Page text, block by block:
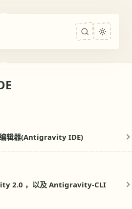
辑器(Antigravity IDE)
2.0 ，以及 Antigravity-CLI